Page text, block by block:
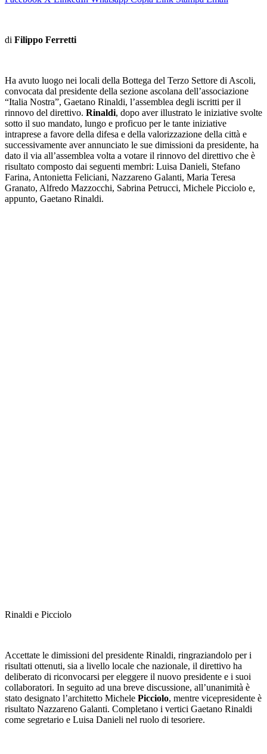
di Filippo Ferretti
Ha avuto luogo nei locali della Bottega del Terzo Settore di Ascoli,
convocata dal presidente della sezione ascolana dell’associazione
“Italia Nostra”, Gaetano Rinaldi, l’assemblea degli iscritti per il
rinnovo del direttivo. Rinaldi, dopo aver illustrato le iniziative svolte
sotto il suo mandato, lungo e proficuo per le tante iniziative
intraprese a favore della difesa e della valorizzazione della città e
successivamente aver annunciato le sue dimissioni da presidente, ha
dato il via all’assemblea volta a votare il rinnovo del direttivo che è
risultato composto dai seguenti membri: Luisa Danieli, Stefano
Farina, Antonietta Feliciani, Nazzareno Galanti, Maria Teresa
Granato, Alfredo Mazzocchi, Sabrina Petrucci, Michele Picciolo e,
appunto, Gaetano Rinaldi.
Rinaldi e Picciolo
Accettate le dimissioni del presidente Rinaldi, ringraziandolo per i
risultati ottenuti, sia a livello locale che nazionale, il direttivo ha
deliberato di riconvocarsi per eleggere il nuovo presidente e i suoi
collaboratori. In seguito ad una breve discussione, all’unanimità è
stato designato l’architetto Michele Picciolo, mentre vicepresidente è
risultato Nazzareno Galanti. Completano i vertici Gaetano Rinaldi
come segretario e Luisa Danieli nel ruolo di tesoriere.